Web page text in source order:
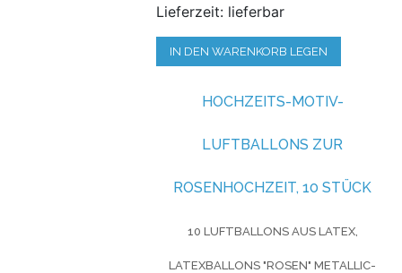
Lieferzeit: lieferbar
IN DEN WARENKORB LEGEN
HOCHZEITS-MOTIV-
LUFTBALLONS ZUR
ROSENHOCHZEIT, 10 STÜCK
10 LUFTBALLONS AUS LATEX,
LATEXBALLONS "ROSEN" METALLIC-